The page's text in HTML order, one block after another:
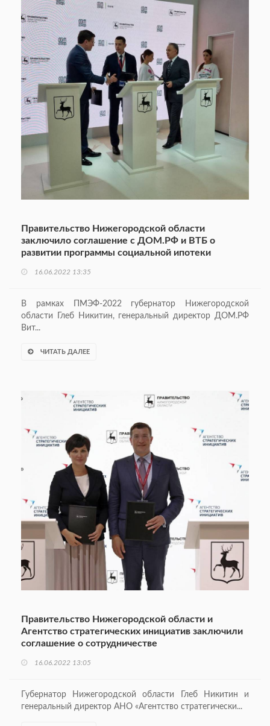
Правительство Нижегородской области
заключило соглашение с ДОМ.РФ и ВТБ о
развитии программы социальной ипотеки
16.06.2022 13:35
В рамках ПМЭФ-2022 губернатор Нижегородской
области Глеб Никитин, генеральный директор ДОМ.РФ
Вит...
ЧИТАТЬ ДАЛЕЕ
Правительство Нижегородской области и
Агентство стратегических инициатив заключили
соглашение о сотрудничестве
16.06.2022 13:05
Губернатор Нижегородской области Глеб Никитин и
генеральный директор АНО «Агентство стратегически...